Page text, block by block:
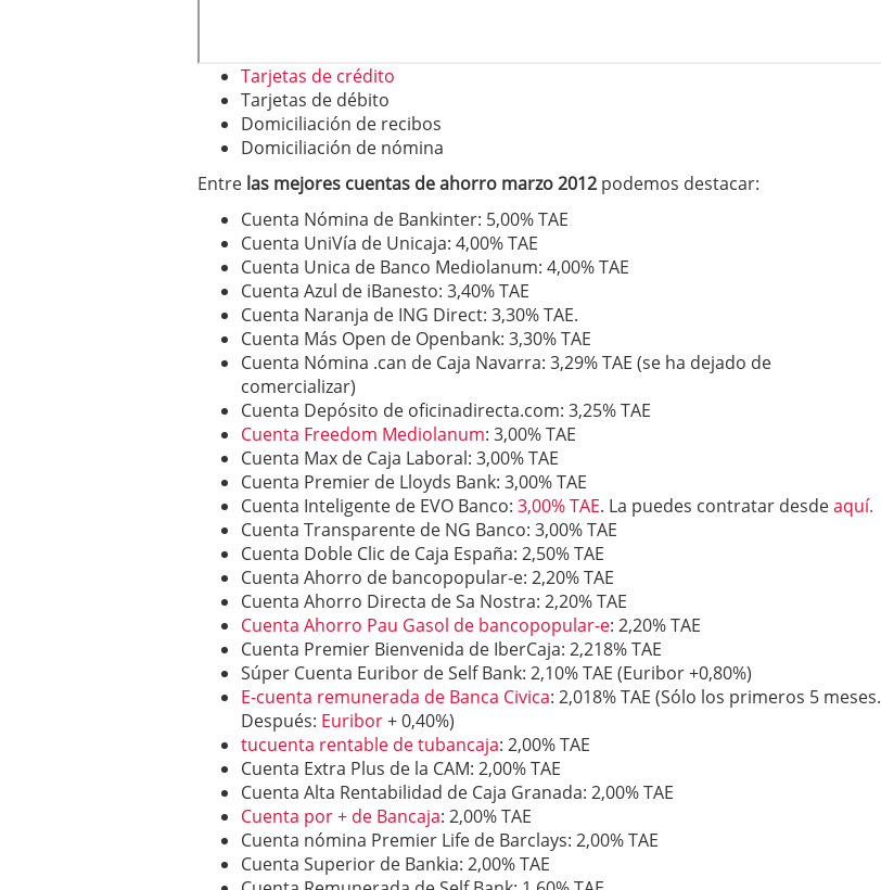
Tarjetas de crédito
Tarjetas de débito
Domiciliación de recibos
Domiciliación de nómina
Entre las mejores cuentas de ahorro marzo 2012 podemos destacar:
Cuenta Nómina de Bankinter: 5,00% TAE
Cuenta UniVía de Unicaja: 4,00% TAE
Cuenta Unica de Banco Mediolanum: 4,00% TAE
Cuenta Azul de iBanesto: 3,40% TAE
Cuenta Naranja de ING Direct: 3,30% TAE.
Cuenta Más Open de Openbank: 3,30% TAE
Cuenta Nómina .can de Caja Navarra: 3,29% TAE (se ha dejado de
comercializar)
Cuenta Depósito de oficinadirecta.com: 3,25% TAE
Cuenta Freedom Mediolanum: 3,00% TAE
Cuenta Max de Caja Laboral: 3,00% TAE
Cuenta Premier de Lloyds Bank: 3,00% TAE
Cuenta Inteligente de EVO Banco: 3,00% TAE. La puedes contratar desdeaquí.
Cuenta Transparente de NG Banco: 3,00% TAE
Cuenta Doble Clic de Caja España: 2,50% TAE
Cuenta Ahorro de bancopopular-e: 2,20% TAE
Cuenta Ahorro Directa de Sa Nostra: 2,20% TAE
Cuenta Ahorro Pau Gasol de bancopopular-e: 2,20% TAE
Cuenta Premier Bienvenida de IberCaja: 2,218% TAE
Súper Cuenta Euribor de Self Bank: 2,10% TAE (Euribor +0,80%)
E-cuenta remunerada de Banca Civica: 2,018% TAE (Sólo los primeros 5 meses.
Después: Euribor+ 0,40%)
tucuenta rentable de tubancaja: 2,00% TAE
Cuenta Extra Plus de la CAM: 2,00% TAE
Cuenta Alta Rentabilidad de Caja Granada: 2,00% TAE
Cuenta por + de Bancaja: 2,00% TAE
Cuenta nómina Premier Life de Barclays: 2,00% TAE
Cuenta Superior de Bankia: 2,00% TAE